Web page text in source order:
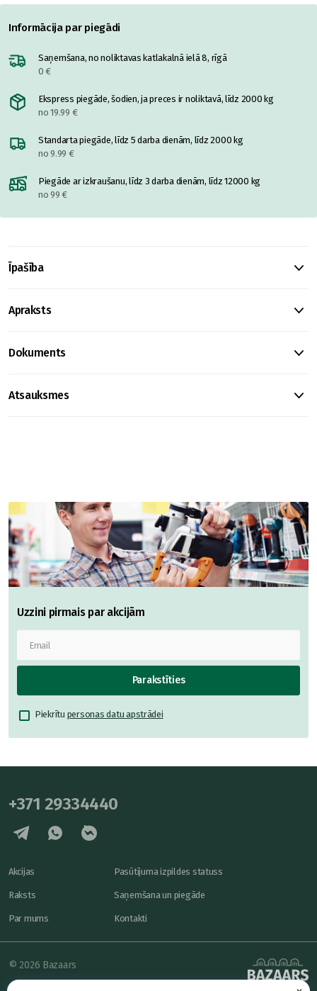
Informācija par piegādi
Saņemšana, no noliktavas katlakalnā ielā 8, rīgā
0 €
Ekspress piegāde, šodien, ja preces ir noliktavā, līdz 2000 kg
no 19.99 €
Standarta piegāde, līdz 5 darba dienām, līdz 2000 kg
no 9.99 €
Piegāde ar izkraušanu, līdz 3 darba dienām, līdz 12000 kg
no 99 €
Īpašība
Apraksts
Dokuments
Atsauksmes
Uzzini pirmais par akcijām
Parakstīties
Piekrītu personas datu apstrādei
+371 29334440
Akcijas
Raksts
Par mums
Pasūtījuma izpildes statuss
Saņemšana un piegāde
Kontakti
© 2026 Bazaars